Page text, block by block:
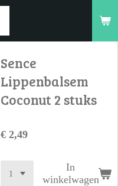
Sence
Lippenbalsem
Coconut 2 stuks
€ 2,49
In
winkelwagen